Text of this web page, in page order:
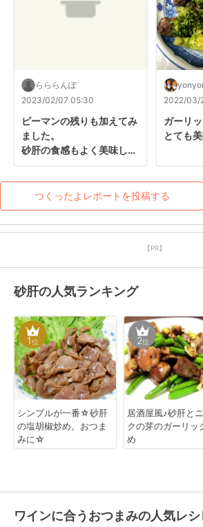
らららんぽ
2023/02/07 05:30
ピーマンの残りも加えてみ
ました。
砂肝の食感もよく美味しく
ざいます。
2022/03/
ガーリ
とても
つくったよレポートを投稿する
【PR】
砂肝の人気ランキング
1位
シンプルが一番☆砂肝
の塩胡椒炒め。おつま
みに☆
2位
居酒屋風♪砂肝と
クの芽のガーリッ
め
ワインに合うおつまみの人気レシ